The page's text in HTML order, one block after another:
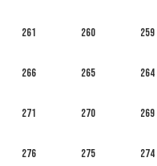
259
260
261
264
265
266
269
270
271
274
275
276